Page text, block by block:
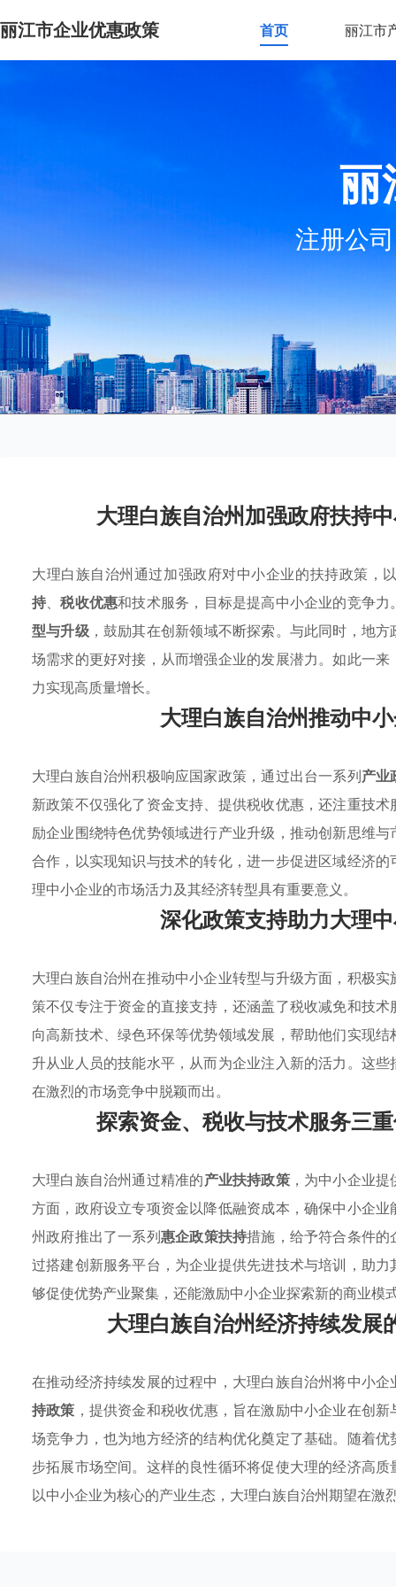
丽江市企业优惠政策 首页 丽江市
丽
注册公
大理白族自治州加强政府扶持
大理白族自治州通过加强政府对中小企业的扶持政策，
持、税收优惠和技术服务，目标是提高中小企业的竞争
型与升级，鼓励其在创新领域不断探索。与此同时，地
场需求的更好对接，从而增强企业的发展潜力。如此一
力实现高质量增长。
大理白族自治州推动中
大理白族自治州积极响应国家政策，通过出台一系列产业
新政策不仅强化了资金支持、提供税收优惠，还注重技
励企业围绕特色优势领域进行产业升级，推动创新思维
合作，以实现知识与技术的转化，进一步促进区域经济
理中小企业的市场活力及其经济转型具有重要意义。
深化政策支持助力大理
大理白族自治州在推动中小企业转型与升级方面，积极实
策不仅专注于资金的直接支持，还涵盖了税收减免和技术
向高新技术、绿色环保等优势领域发展，帮助他们实现
升从业人员的技能水平，从而为企业注入新的活力。这
在激烈的市场竞争中脱颖而出。
探索资金、税收与技术服务三
大理白族自治州通过精准的产业扶持政策，为中小企业提
方面，政府设立专项资金以降低融资成本，确保中小企
州政府推出了一系列惠企政策扶持措施，给予符合条件
过搭建创新服务平台，为企业提供先进技术与培训，助
够促使优势产业聚集，还能激励中小企业探索新的商业模
大理白族自治州经济持续发展
在推动经济持续发展的过程中，大理白族自治州将中小
持政策 ，提供资金和税收优惠，旨在激励中小企业在创
场竞争力，也为地方经济的结构优化奠定了基础。随着
步拓展市场空间。这样的良性循环将促使大理的经济高
以中小企业为核心的产业生态，大理白族自治州期望在激